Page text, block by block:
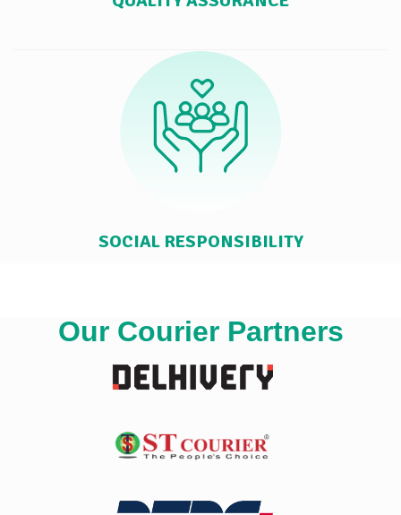
SOCIAL RESPONSIBILITY
Our Courier Partners